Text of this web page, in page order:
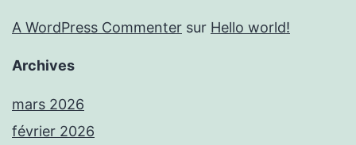
A WordPress Commenter sur Hello world!
Archives
mars 2026
février 2026